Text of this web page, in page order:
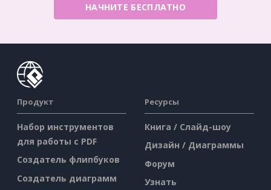
НАЧНИТЕ БЕСПЛАТНО
Продукт
Набор инструментов
для работы с PDF
Создатель флипбуков
Создатель диаграмм
Ресурсы
Книга / Слайд-шоу
Дизайн / Диаграммы
Форум
Узнать